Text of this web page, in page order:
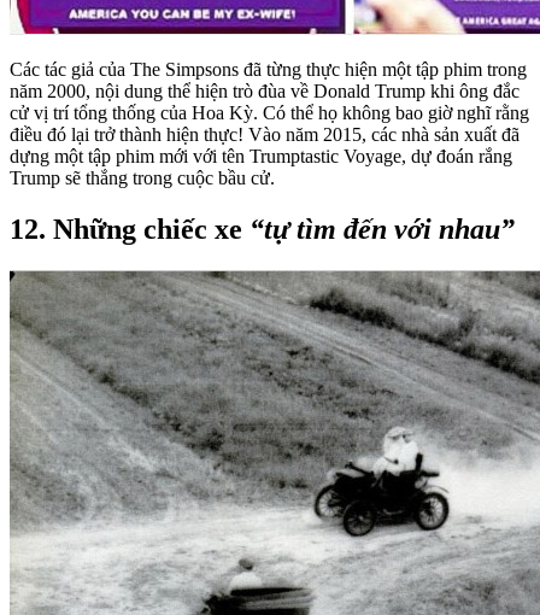
Các tác giả của The Simpsons đã từng thực hiện một tập phim trong
năm 2000, nội dung thể hiện trò đùa về Donald Trump khi ông đắc
cử vị trí tổng thống của Hoa Kỳ. Có thể họ không bao giờ nghĩ rằng
điều đó lại trở thành hiện thực! Vào năm 2015, các nhà sản xuất đã
dựng một tập phim mới với tên Trumptastic Voyage, dự đoán rắng
Trump sẽ thắng trong cuộc bầu cử.
12. Những chiếc xe “tự tìm đến với nhau”